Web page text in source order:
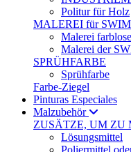
Politur für Holz
MALEREI für
Malerei
Malerei der
SPRÜHFARBE
Sprühfarbe
Farbe-Ziegel
Pinturas Especiales
Malzubehör
ZUSÄTZE, UM ZU
Lösungsmittel
Poliermittel